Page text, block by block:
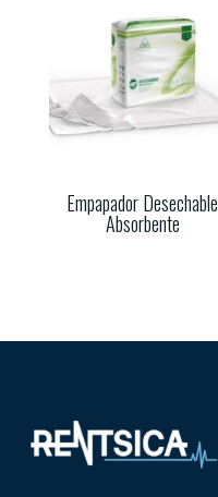
Empapador Desechable
Absorbente